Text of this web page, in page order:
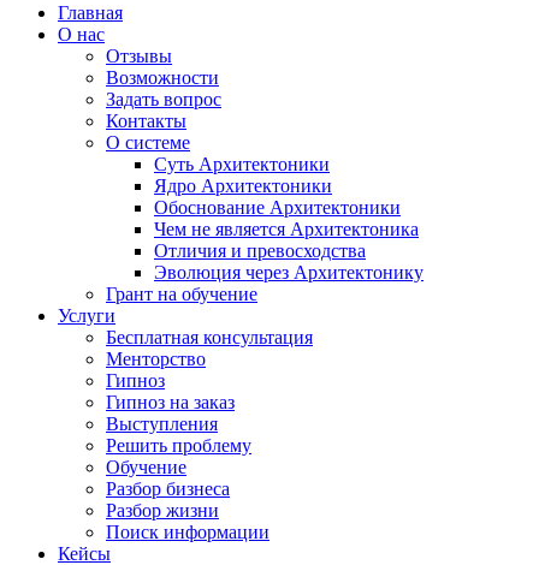
Главная
О нас
Отзывы
Возможности
Задать вопрос
Контакты
О системе
Суть Архитектоники
Ядро Архитектоники
Обоснование Архитектоники
Чем не является Архитектоника
Отличия и превосходства
Эволюция через Архитектонику
Грант на обучение
Услуги
Бесплатная консультация
Менторство
Гипноз
Гипноз на заказ
Выступления
Решить проблему
Обучение
Разбор бизнеса
Разбор жизни
Поиск информации
Кейсы